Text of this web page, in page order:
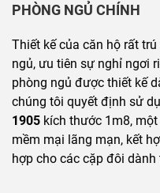
PHÒNG NGỦ CHÍNH
Thiết kế của căn hộ rất
ngủ, ưu tiên sự nghỉ ngơi
phòng ngủ được thiết kế
chúng tôi quyết định sử
1905 kích thước 1m8,
mềm mại lãng mạn, kết
hợp cho các cặp đôi